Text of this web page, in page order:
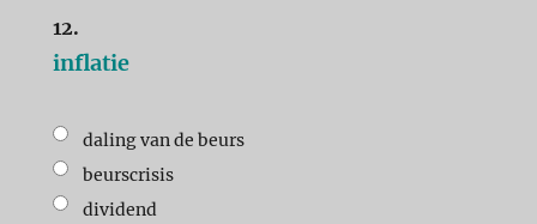
12.
inflatie
daling van de beurs
beurscrisis
dividend